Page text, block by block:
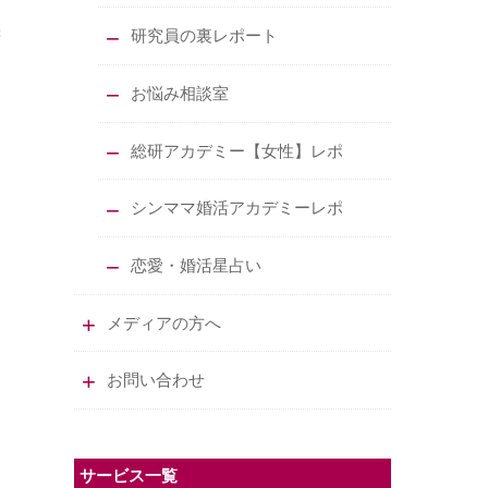
研究員の裏レポート
お悩み相談室
総研アカデミー【女性】レポ
シンママ婚活アカデミーレポ
恋愛・婚活星占い
メディアの方へ
お問い合わせ
サービス一覧